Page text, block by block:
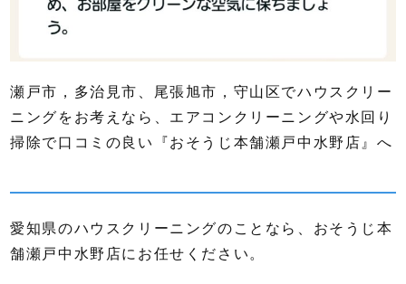
瀬戸市，多治見市、尾張旭市，守山区でハウスクリー
ニングをお考えなら、エアコンクリーニングや水回り
掃除で口コミの良い『おそうじ本舗瀬戸中水野店』へ
愛知県のハウスクリーニングのことなら、おそうじ本
舗瀬戸中水野店にお任せください。